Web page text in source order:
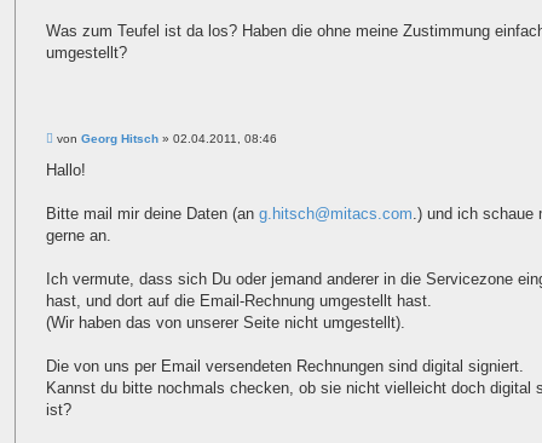
Was zum Teufel ist da los? Haben die ohne meine Zustimmung
umgestellt?
B
i
a
von Georg Hitsch » 02.04.2011, 08:46
Hallo!
Bitte mail mir deine Daten (an g.hitsch@mitacs.com.) und ich schaue
gerne an.
Ich vermute, dass sich Du oder jemand anderer in die Servicezone
hast, und dort auf die Email-Rechnung umgestellt hast.
(Wir haben das von unserer Seite nicht umgestellt).
Die von uns per Email versendeten Rechnungen sind digital signiert.
Kannst du bitte nochmals checken, ob sie nicht vielleicht doch digital
ist?